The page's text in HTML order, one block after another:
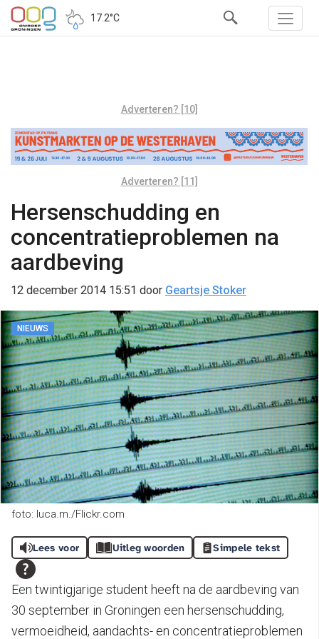
17.2°C
Adverteren? [10]
Adverteren? [11]
Hersenschudding en
concentratieproblemen na
aardbeving
12 december 2014 15:51 door Geartsje Stoker
NIEUWS
foto: luca.m./Flickr.com
Lees voor Uitleg woorden Simpele tekst
Een twintigjarige student heeft na de aardbeving van
30 september in Groningen een hersenschudding,
vermoeidheid, aandachts- en concentratieproblemen